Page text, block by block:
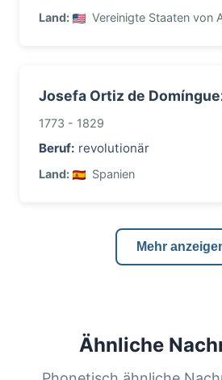
Land: Vereinigte Staaten von
Josefa Ortiz de
1773 - 1829
Beruf: revolutionär
Land: Spanien
Mehr
Ähnliche